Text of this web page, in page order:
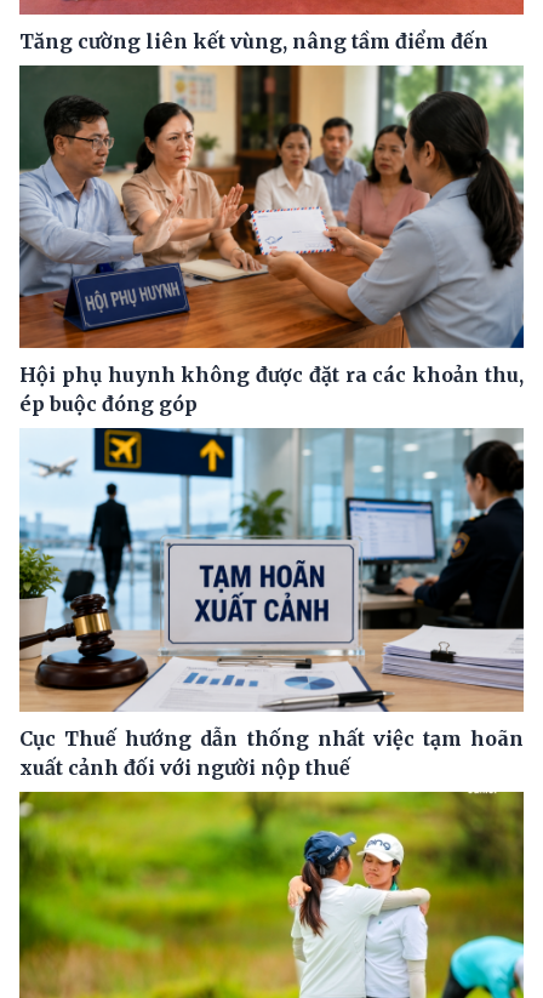
Tăng cường liên kết vùng, nâng tầm điểm đến
Hội phụ huynh không được đặt ra các khoản thu,
ép buộc đóng góp
Cục Thuế hướng dẫn thống nhất việc tạm hoãn
xuất cảnh đối với người nộp thuế